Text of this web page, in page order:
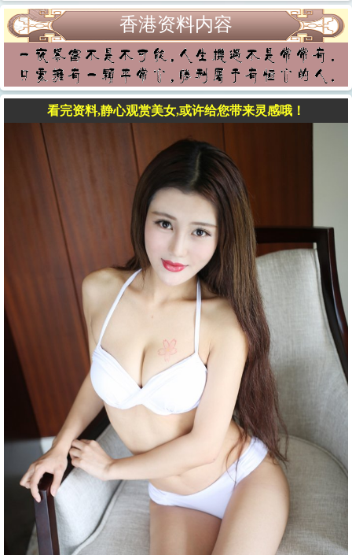
香港资料内容
看完资料,静心观赏美女,或许给您带来灵感哦！